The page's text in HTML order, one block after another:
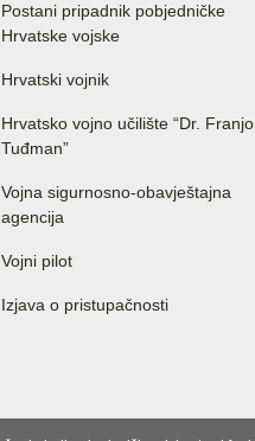
Postani pripadnik pobjedničke
Hrvatske vojske
Hrvatski vojnik
Hrvatsko vojno učilište “Dr. Franjo
Tuđman”
Vojna sigurnosno-obavještajna
agencija
Vojni pilot
Izjava o pristupačnosti